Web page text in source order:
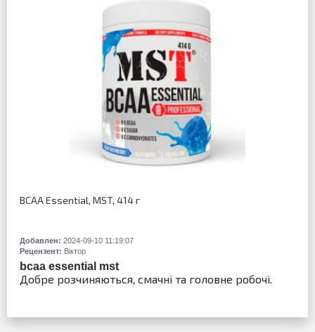
BCAA Essential, MST, 414 г
Добавлен: 2024-09-10 11:19:07
Рецензент: Віктор
bcaa essential mst
Добре розчиняються, смачні та головне робочі.